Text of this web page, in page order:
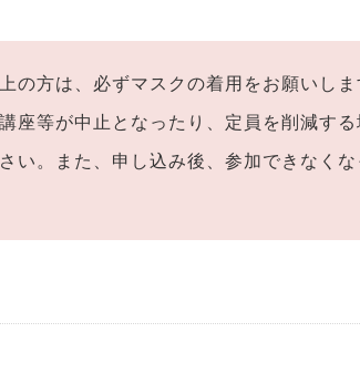
方は、必ずマスクの着用をお願いしま
座等が中止となったり、定員を削減する
い。また、申し込み後、参加できなくな